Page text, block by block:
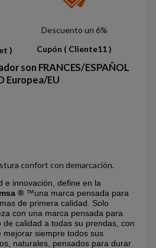
)
Descuento un 6%
Cupón ( Cliente11 )
son FRANCES/ESPAÑOL
Europea/EU
confort con demarcación.
e innovación, define en la
® ™una marca pensada para
de primera calidad. Solo
con una marca pensada para
calidad a todas su prendas, con
mejorar siempre todos sus
naturales, pensados para durar